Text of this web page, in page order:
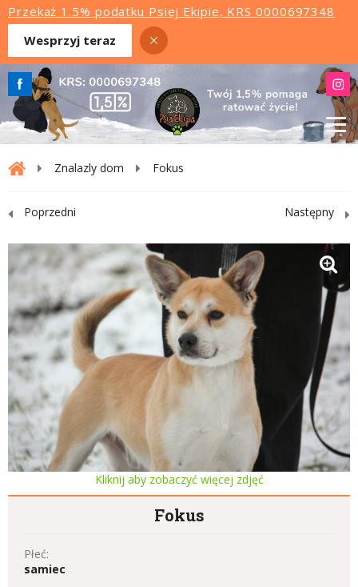
Przekaż 1.5% podatku Psiej Ekipie, KRS 0000697348
Wesprzyj teraz
Znalazly dom Fokus
Poprzedni Następny
Kliknij aby zobaczyć więcej zdjęć
Fokus
Płeć:
samiec